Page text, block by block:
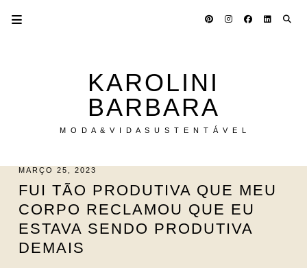
KAROLINI
BARBARA
M O D A & V I D A S U S T E N T Á V E L
MARÇO 25, 2023
FUI TÃO PRODUTIVA QUE MEU
CORPO RECLAMOU QUE EU
ESTAVA SENDO PRODUTIVA
DEMAIS